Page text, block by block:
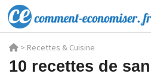
> Recettes & Cuisine
10 recettes de